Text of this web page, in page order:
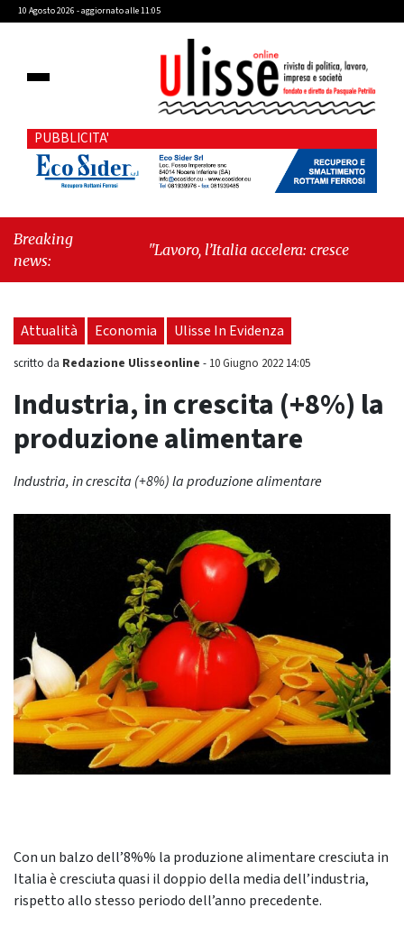
10 Agosto 2026 - aggiornato alle 11:05
PUBBLICITA'
Breaking
news:
"Lavoro, l’Italia accelera: cresce l’occupazione,
Prima Repubblica"
Attualità Economia Ulisse In Evidenza
scritto da Redazione Ulisseonline - 10 Giugno 2022 14:05
Industria, in crescita (+8%) la
produzione alimentare
Industria, in crescita (+8%) la produzione alimentare
Con un balzo dell’8%% la produzione alimentare cresciuta in
Italia è cresciuta quasi il doppio della media dell’industria,
rispetto allo stesso periodo dell’anno precedente.